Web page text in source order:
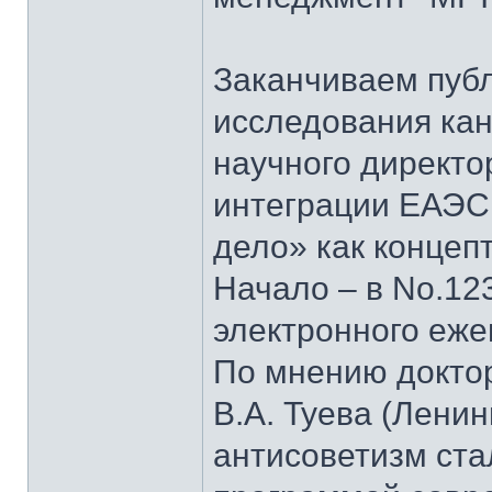
Заканчиваем
исследования
научного
интеграции
дело» как
Начало – в
электронного
По мнению
В.А. Туева
антисоветизм